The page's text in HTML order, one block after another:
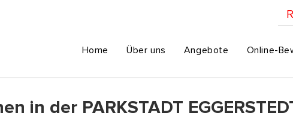
Home Über uns Angebote Online-
in der PARKSTADT